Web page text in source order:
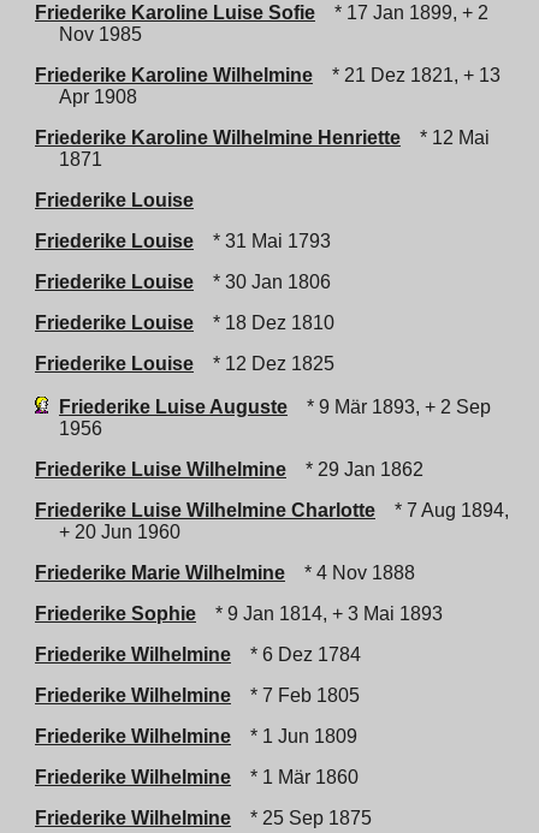
Friederike Karoline Luise Sofie
* 17 Jan 1899, + 2
Nov 1985
Friederike Karoline Wilhelmine
* 21 Dez 1821, + 13
Apr 1908
Friederike Karoline Wilhelmine Henriette
* 12 Mai
1871
Friederike Louise
Friederike Louise
* 31 Mai 1793
Friederike Louise
* 30 Jan 1806
Friederike Louise
* 18 Dez 1810
Friederike Louise
* 12 Dez 1825
Friederike Luise Auguste
* 9 Mär 1893, + 2 Sep
1956
Friederike Luise Wilhelmine
* 29 Jan 1862
Friederike Luise Wilhelmine Charlotte
* 7 Aug 1894,
+ 20 Jun 1960
Friederike Marie Wilhelmine
* 4 Nov 1888
Friederike Sophie
* 9 Jan 1814, + 3 Mai 1893
Friederike Wilhelmine
* 6 Dez 1784
Friederike Wilhelmine
* 7 Feb 1805
Friederike Wilhelmine
* 1 Jun 1809
Friederike Wilhelmine
* 1 Mär 1860
Friederike Wilhelmine
* 25 Sep 1875